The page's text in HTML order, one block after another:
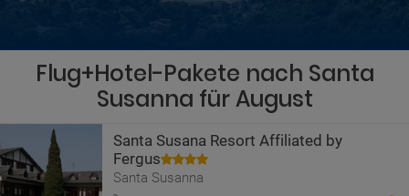
Flug+Hotel-Pakete nach Santa
Susanna für August
Santa Susana Resort Affiliated by
Fergus
Santa Susanna